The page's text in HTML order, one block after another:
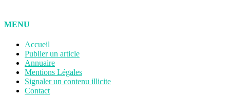
MENU
Accueil
Publier un article
Annuaire
Mentions Légales
Signaler un contenu illicite
Contact